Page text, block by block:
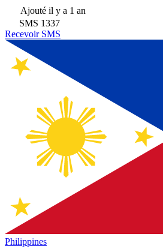
Ajouté il y a 1 an
SMS 1337
Recevoir SMS
Philippines